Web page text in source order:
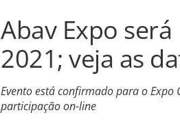
Abav Expo
2021; veja as
Evento está confirmado para o Expo
participação on-line